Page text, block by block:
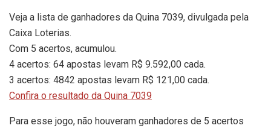
Veja a lista de ganhadores da Quina 7039, divulgada pela
Caixa Loterias.
Com 5 acertos, acumulou.
4 acertos: 64 apostas levam R$ 9.592,00 cada.
3 acertos: 4842 apostas levam R$ 121,00 cada.
Confira o resultado da Quina 7039
Para esse jogo, não houveram ganhadores de 5 acertos